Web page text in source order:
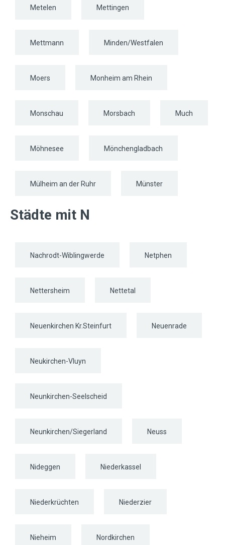
Metelen Mettingen
Mettmann Minden/Westfalen
Moers Monheim am Rhein
Monschau Morsbach Much
Möhnesee Mönchengladbach
Mülheim an der Ruhr Münster
Städte mit N
Nachrodt-Wiblingwerde Netphen
Nettersheim Nettetal
Neuenkirchen Kr.Steinfurt Neuenrade
Neukirchen-Vluyn
Neunkirchen-Seelscheid
Neunkirchen/Siegerland Neuss
Nideggen Niederkassel
Niederkrüchten Niederzier
Nieheim Nordkirchen